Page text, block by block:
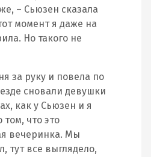
– Сьюзен сказала
момент я даже на
Но такого не
за руку и повела по
сновали девушки
как у Сьюзен и я
том, что это
вечеринка. Мы
тут все выглядело,